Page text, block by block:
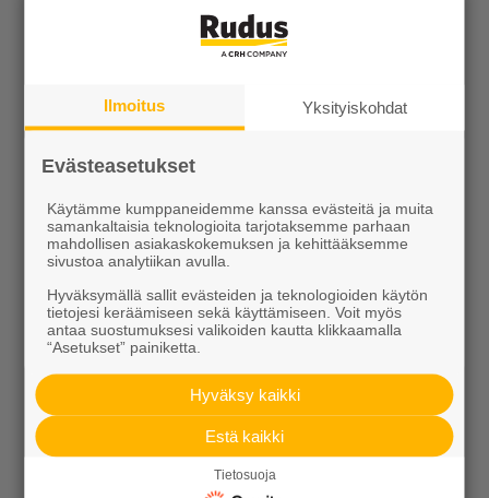
KEVEÄ tuotteet
Pihakivet ja maisematuotteet
Kaivot ja putket
Infraelementit
Porraselementit
Julkisivuelementit
Elpo-hormit
Louhinta, murskaus, esirakentaminen
Kierrätys
Ilmoitus Yksityiskohdat
Evästeasetukset
Käytämme kumppaneidemme kanssa evästeitä ja muita
samankaltaisia teknologioita tarjotaksemme parhaan
mahdollisen asiakaskokemuksen ja kehittääksemme
sivustoa analytiikan avulla.
Hyväksymällä sallit evästeiden ja teknologioiden käytön
tietojesi keräämiseen sekä käyttämiseen. Voit myös
antaa suostumuksesi valikoiden kautta klikkaamalla
“Asetukset” painiketta.
Hyväksy kaikki
Estä kaikki
Tietosuoja